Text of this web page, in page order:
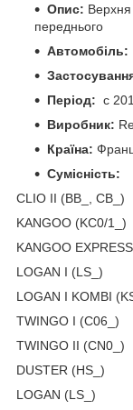
Опис: Верхня
переднього
Автомобіль:
Період: c
Виробник:
Країна:
Сумісність:
CLIO II (BB_, CB_)
KANGOO (KC0/1_)
KANGOO
LOGAN I (LS_)
LOGAN I KOMBI
TWINGO I (C06_)
TWINGO II (CN0_)
DUSTER (HS_)
LOGAN (LS_)